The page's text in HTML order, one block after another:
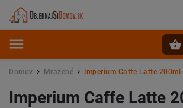
Domov / Mrazené / Imperium Caffe Latte 200ml
Imperium Caffe Latte